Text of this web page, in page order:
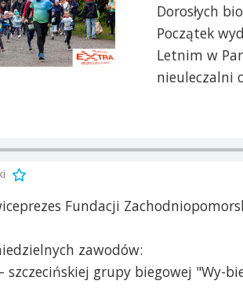
Dorosłych
Początek
Letnim w
nieuleczalni
Fundacji
zawodów:
szczecińskiej grupy biegowej "Wy-